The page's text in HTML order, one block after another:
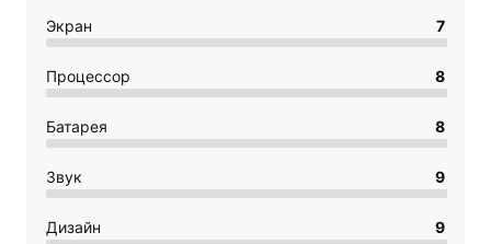
Экран 7
Процессор 8
Батарея 8
Звук 9
Дизайн 9